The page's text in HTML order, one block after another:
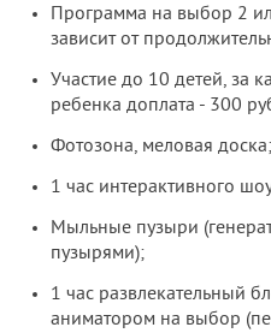
Программа на выбор 2
зависит от
Участие до 10 детей, за
ребенка доплата - 300
Фотозона, меловая доска;
1 час интерактивного
Мыльные пузыри
пузырями);
1 час развлекательный
аниматором на выбор